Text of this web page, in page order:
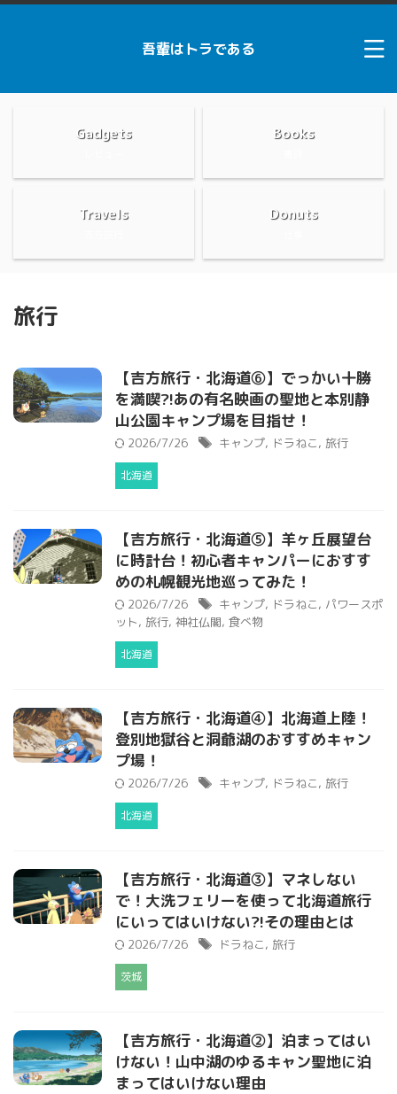
吾輩はトラである
Gadgets Books
Travels Donuts
旅行
【吉方旅行・北海道⑥】でっかい十勝
を満喫?!あの有名映画の聖地と本別静
山公園キャンプ場を目指せ！
2026/7/26 キャンプ, ドラねこ, 旅行
北海道
【吉方旅行・北海道⑤】羊ヶ丘展望台
に時計台！初心者キャンパーにおすす
めの札幌観光地巡ってみた！
2026/7/26 キャンプ, ドラねこ, パワースポ
ット, 旅行, 神社仏閣, 食べ物
北海道
【吉方旅行・北海道④】北海道上陸！
登別地獄谷と洞爺湖のおすすめキャン
プ場！
2026/7/26 キャンプ, ドラねこ, 旅行
北海道
【吉方旅行・北海道③】マネしない
で！大洗フェリーを使って北海道旅行
にいってはいけない?!その理由とは
2026/7/26 ドラねこ, 旅行
茨城
【吉方旅行・北海道②】泊まってはい
けない！山中湖のゆるキャン聖地に泊
まってはいけない理由